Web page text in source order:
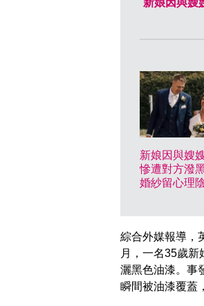
新娘因與嫂
新娘因與嫂
慘遭對方潑
婚紗留心理
綜合外媒報導，
月，一名35歲
灑黑色油漆。事
瞬間被油漆覆蓋